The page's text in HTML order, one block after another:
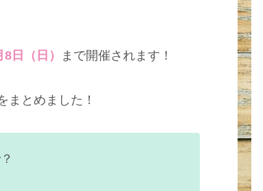
日（日） まで開催されます！
まとめました！